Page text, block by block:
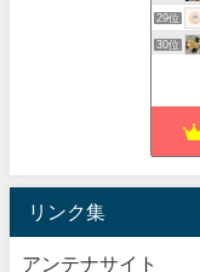
29位
30位
リンク集
アンテナサイト